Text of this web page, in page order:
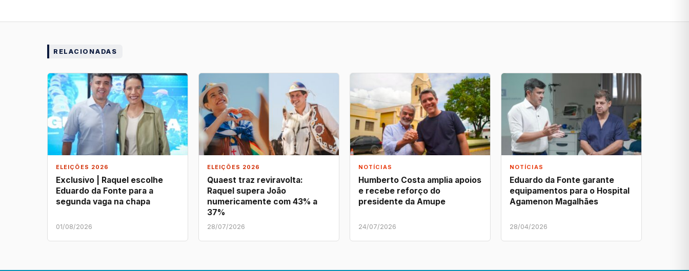
RELACIONADAS
ELEIÇÕES 2026
Exclusivo | Raquel escolhe
Eduardo da Fonte para a
segunda vaga na chapa
01/08/2026
ELEIÇÕES 2026
Quaest traz reviravolta:
Raquel supera João
numericamente com 43% a
37%
28/07/2026
NOTÍCIAS
Humberto Costa amplia apoios
e recebe reforço do
presidente da Amupe
24/07/2026
NOTÍCIAS
Eduardo da Fonte garante
equipamentos para o Hospital
Agamenon Magalhães
28/04/2026